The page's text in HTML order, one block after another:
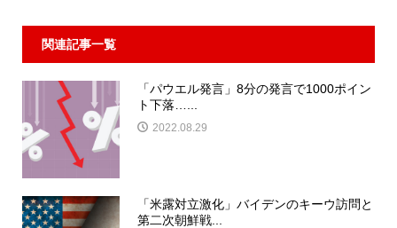
関連記事一覧
「パウエル発言」8分の発言で1000ポイン
ト下落…...
2022.08.29
「米露対立激化」バイデンのキーウ訪問と
第二次朝鮮戦...